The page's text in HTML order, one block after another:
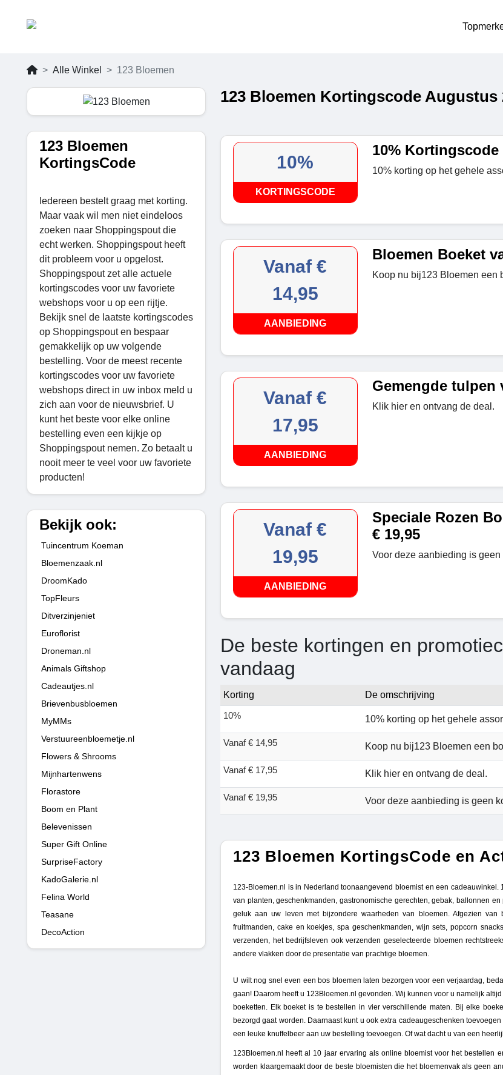
Alle Winkel 123 Bloemen
123 Bloemen
KortingsCode
Iedereen bestelt graag met korting.
Maar vaak wil men niet eindeloos
zoeken naar Shoppingspout die
echt werken. Shoppingspout heeft
dit probleem voor u opgelost.
Shoppingspout zet alle actuele
kortingscodes voor uw favoriete
webshops voor u op een rijtje.
Bekijk snel de laatste kortingscodes
op Shoppingspout en bespaar
gemakkelijk op uw volgende
bestelling. Voor de meest recente
kortingscodes voor uw favoriete
webshops direct in uw inbox meld u
zich aan voor de nieuwsbrief. U
kunt het beste voor elke online
bestelling even een kijkje op
Shoppingspout nemen. Zo betaalt u
nooit meer te veel voor uw favoriete
producten!
Bekijk ook:
Tuincentrum Koeman
Bloemenzaak.nl
DroomKado
TopFleurs
Ditverzinjeniet
Euroflorist
Droneman.nl
Animals Giftshop
Cadeautjes.nl
Brievenbusbloemen
MyMMs
Verstuureenbloemetje.nl
Flowers & Shrooms
Mijnhartenwens
Florastore
Boom en Plant
Belevenissen
Super Gift Online
SurpriseFactory
KadoGalerie.nl
Felina World
Teasane
DecoAction
123 Bloemen Kortingscode Augustus
10%
KORTINGSCODE
10% Kortingscode
10% korting op het gehele
Vanaf €
14,95
AANBIEDING
Bloemen Boeket
Koop nu bij123 Bloemen een
Vanaf €
17,95
AANBIEDING
Gemengde tulpen
Klik hier en ontvang de deal.
Vanaf €
19,95
AANBIEDING
Speciale Rozen
€ 19,95
Voor deze aanbieding is
De beste kortingen en
vandaag
Korting De omschrijving
10%
10% korting op het gehele
Vanaf € 14,95 Koop nu bij123 Bloemen een
Vanaf € 17,95 Klik hier en ontvang de deal.
Vanaf € 19,95 Voor deze aanbieding is geen
123 Bloemen KortingsCode en
123-Bloemen.nl is in Nederland toonaangevend bloemist en een
van planten, geschenkmanden, gastronomische gerechten, gebak, ballonnen
geluk aan uw leven met bijzondere waarheden van bloemen. Afgezien
fruitmanden, cake en koekjes, spa geschenkmanden, wijn sets, popcorn
verzenden, het bedrijfsleven ook verzenden geselecteerde bloemen
andere vlakken door de presentatie van prachtige bloemen.
U wilt nog snel even een bos bloemen laten bezorgen voor een verjaardag,
gaan! Daarom heeft u 123Bloemen.nl gevonden. Wij kunnen voor u namelijk
boeketten. Elk boeket is te bestellen in vier verschillende maten. Bij elke
bezorgd gaat worden. Daarnaast kunt u ook extra cadeaugeschenken
een leuke knuffelbeer aan uw bestelling toevoegen. Of wat dacht u van een
123Bloemen.nl heeft al 10 jaar ervaring als online bloemist voor het bestellen
worden klaargemaakt door de beste bloemisten die het bloemenvak als geen